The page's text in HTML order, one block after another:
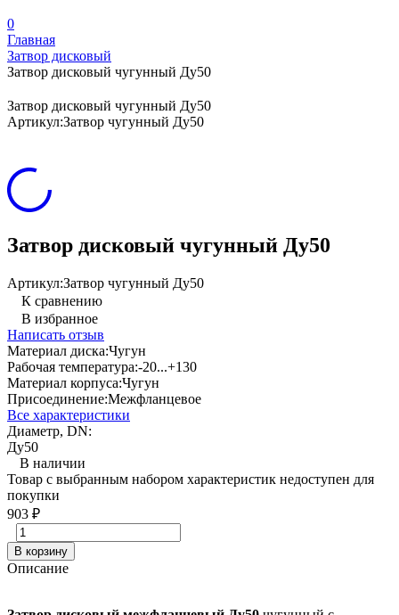
0
Главная
Затвор дисковый
Затвор дисковый чугунный Ду50
Затвор дисковый чугунный Ду50
Артикул:Затвор чугунный Ду50
Затвор дисковый чугунный Ду50
Артикул:Затвор чугунный Ду50
К сравнению
В избранное
Написать отзыв
Материал диска:Чугун
Рабочая температура:-20...+130
Материал корпуса:Чугун
Присоединение:Межфланцевое
Все характеристики
Диаметр, DN:
Ду50
В наличии
Товар с выбранным набором характеристик недоступен для
покупки
903 ₽
В корзину
Описание